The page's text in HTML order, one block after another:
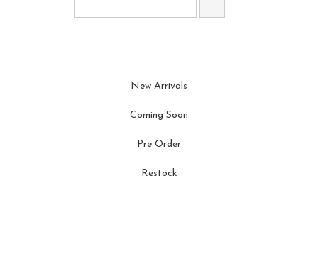
New Arrivals
Coming Soon
Pre Order
Restock